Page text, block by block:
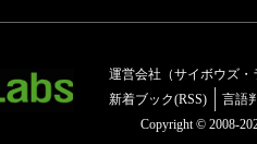
運営会社（サイボウズ・
新着ブック(RSS)
言語
Copyright © 2008-